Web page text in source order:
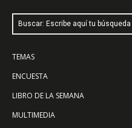
Buscar: Escribe aquí tu búsqueda
TEMAS
ENCUESTA
LIBRO DE LA SEMANA
MULTIMEDIA